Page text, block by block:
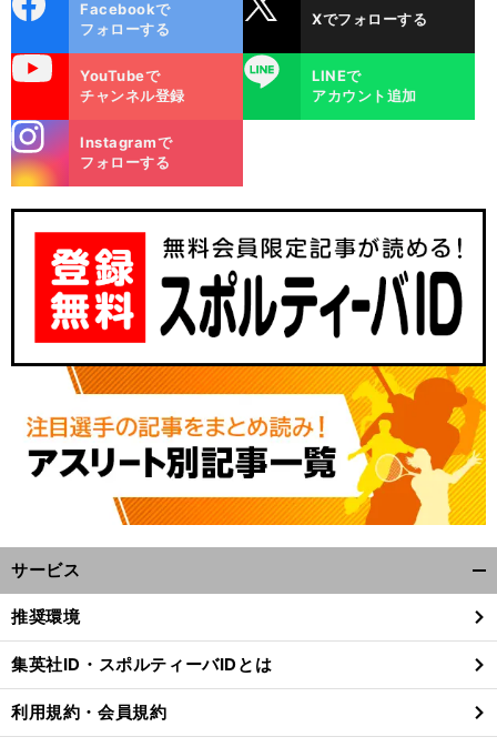
ok
Facebookで
フォローする
Xでフォローする
YouTubeで
チャンネル登録
LINE
LINEで
アカウント追加
m
Instagramで
フォローする
サービス
閉
る
推奨環境
集英社ID・スポルティーバIDとは
利用規約・会員規約